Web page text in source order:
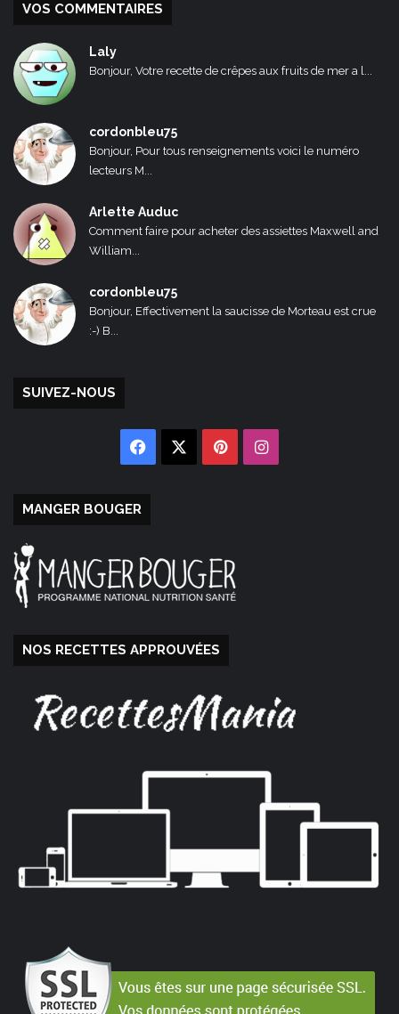
VOS COMMENTAIRES
Laly
Bonjour, Votre recette de crêpes aux fruits de mer a l...
cordonbleu75
Bonjour, Pour tous renseignements voici le numéro
lecteurs M...
Arlette Auduc
Comment faire pour acheter des assiettes Maxwell and
William...
cordonbleu75
Bonjour, Effectivement la saucisse de Morteau est crue
:-) B...
SUIVEZ-NOUS
Facebook PinterestInstagram
MANGER BOUGER
NOS RECETTES APPROUVÉES